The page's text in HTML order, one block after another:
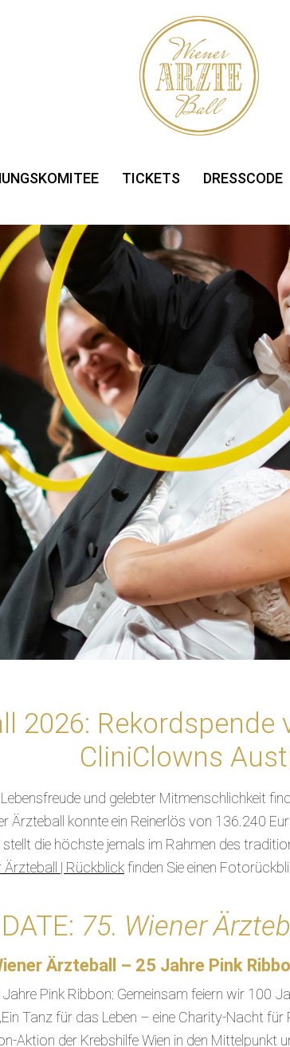
TICKETS DRESSCODE
2026: Rekordspende
CliniClowns
und gelebter Mitmenschlichkeit
Ärzteball konnte ein Reinerlös von 136.240
die höchste jemals im Rahmen des
Ärzteball | Rückblickfinden Sie einen
75. Wiener
Ärzteball – 25 Jahre Pink
Pink Ribbon: Gemeinsam feiern wir 100
Tanz für das Leben – eine Charity-Nacht für
Aktion der Krebshilfe Wien in den Mittelpunkt